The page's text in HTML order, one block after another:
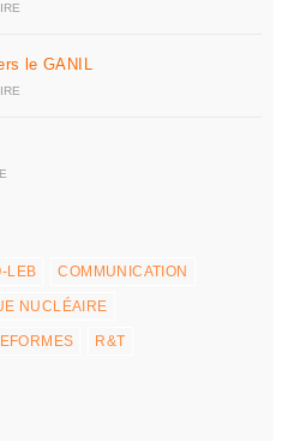
le GANIL
LEB COMMUNICATION
NUCLÉAIRE
R&T